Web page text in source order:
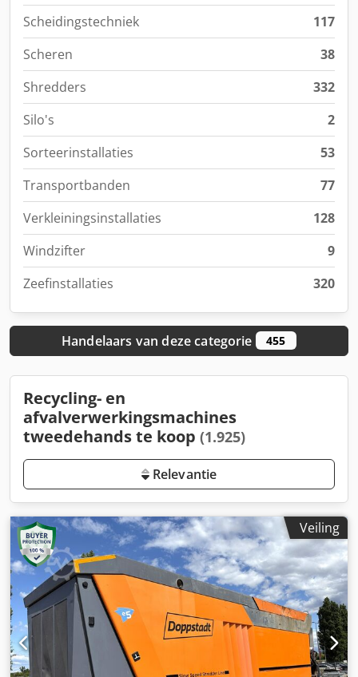
Scheidingstechniek
117
Scheren
38
Shredders
332
Silo's
2
Sorteerinstallaties
53
Transportbanden
77
Verkleiningsinstallaties
128
Windzifter
9
Zeefinstallaties
320
Handelaars van deze categorie 455
Recycling- en
afvalverwerkingsmachines
tweedehands te koop (1.925)
Relevantie
Veiling